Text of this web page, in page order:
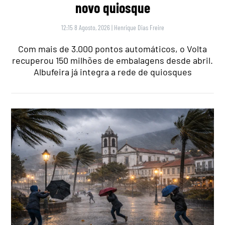
novo quiosque
12:15 8 Agosto, 2026 | Henrique Dias Freire
Com mais de 3.000 pontos automáticos, o Volta
recuperou 150 milhões de embalagens desde abril.
Albufeira já integra a rede de quiosques